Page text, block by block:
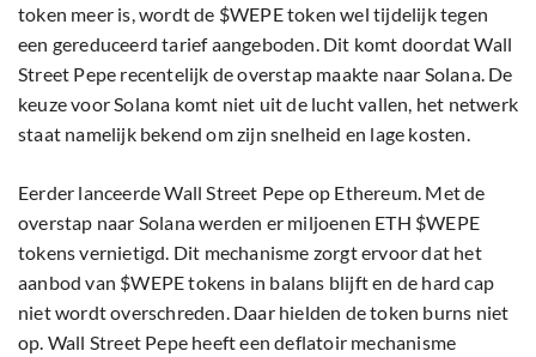
token meer is, wordt de $WEPE token wel tijdelijk tegen
een gereduceerd tarief aangeboden. Dit komt doordat Wall
Street Pepe recentelijk de overstap maakte naar Solana. De
keuze voor Solana komt niet uit de lucht vallen, het netwerk
staat namelijk bekend om zijn snelheid en lage kosten.
Eerder lanceerde Wall Street Pepe op Ethereum. Met de
overstap naar Solana werden er miljoenen ETH $WEPE
tokens vernietigd. Dit mechanisme zorgt ervoor dat het
aanbod van $WEPE tokens in balans blijft en de hard cap
niet wordt overschreden. Daar hielden de token burns niet
op. Wall Street Pepe heeft een deflatoir mechanisme